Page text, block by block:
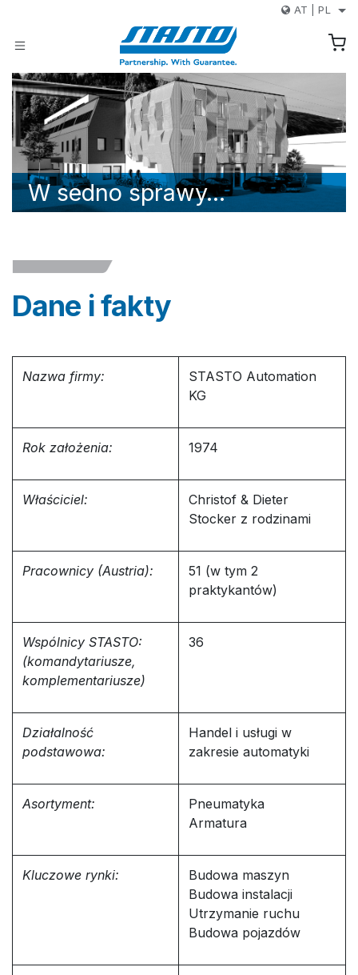
AT |PL
W sedno sprawy…
Dane i fakty
Nazwa firmy:
STASTO Automation
KG
Rok założenia: 1974
Właściciel:
Christof & Dieter
Stocker z rodzinami
Pracownicy (Austria):
51 (w tym 2
praktykantów)
Wspólnicy STASTO:
(komandytariusze,
komplementariusze)
36
Działalność
podstawowa:
Handel i usługi w
zakresie automatyki
Asortyment:
Pneumatyka
Armatura
Kluczowe rynki:
Budowa maszyn
Budowa instalacji
Utrzymanie ruchu
Budowa pojazdów